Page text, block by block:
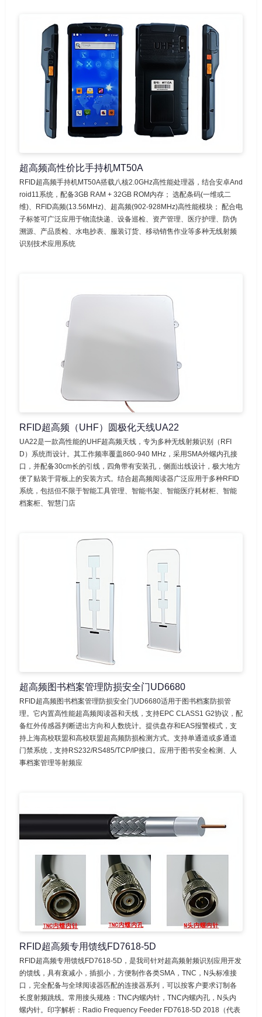
超高频高性价比手持机MT50A
RFID超高频手持机MT50A搭载八核2.0GHz高性能处理器，结合安卓And
roid11系统，配备3GB RAM + 32GB ROM内存； 选配条码(一维或二
维)、RFID高频(13.56MHz)、超高频(902-928MHz)高性能模块； 配合电
子标签可广泛应用于物流快递、设备巡检、资产管理、医疗护理、防伪
溯源、产品质检、水电抄表、服装订货、移动销售作业等多种无线射频
识别技术应用系统
RFID超高频（UHF）圆极化天线UA22
UA22是一款高性能的UHF超高频天线，专为多种无线射频识别（RFI
D）系统而设计。其工作频率覆盖860-940 MHz，采用SMA外螺内孔接
口，并配备30cm长的引线，四角带有安装孔，侧面出线设计，极大地方
便了贴装于背板上的安装方式。结合超高频阅读器广泛应用于多种RFID
系统，包括但不限于智能工具管理、智能书架、智能医疗耗材柜、智能
档案柜、智慧门店
超高频图书档案管理防损安全门UD6680
RFID超高频图书档案管理防损安全门UD6680适用于图书档案防损管
理。它内置高性能超高频阅读器和天线，支持EPC CLASS1 G2协议，配
备红外传感器判断进出方向和人数统计。提供盘存和EAS报警模式，支
持上海高校联盟和高校联盟超高频防损检测方式。支持单通道或多通道
门禁系统，支持RS232/RS485/TCP/IP接口。应用于图书安全检测、人
事档案管理等射频应
RFID超高频专用馈线FD7618-5D
RFID超高频专用馈线FD7618-5D，是我司针对超高频射频识别应用开发
的馈线，具有衰减小，插损小，方便制作各类SMA，TNC，N头标准接
口，完全配备与全球阅读器匹配的连接器系列，可以按客户要求订制各
长度射频跳线。常用接头规格：TNC内螺内针，TNC内螺内孔，N头内
螺内针。印字解析：Radio Frequency Feeder FD7618-5D 2018（代表